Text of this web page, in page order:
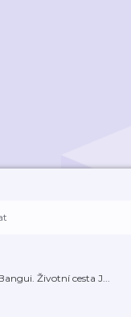
Životní cesta J...